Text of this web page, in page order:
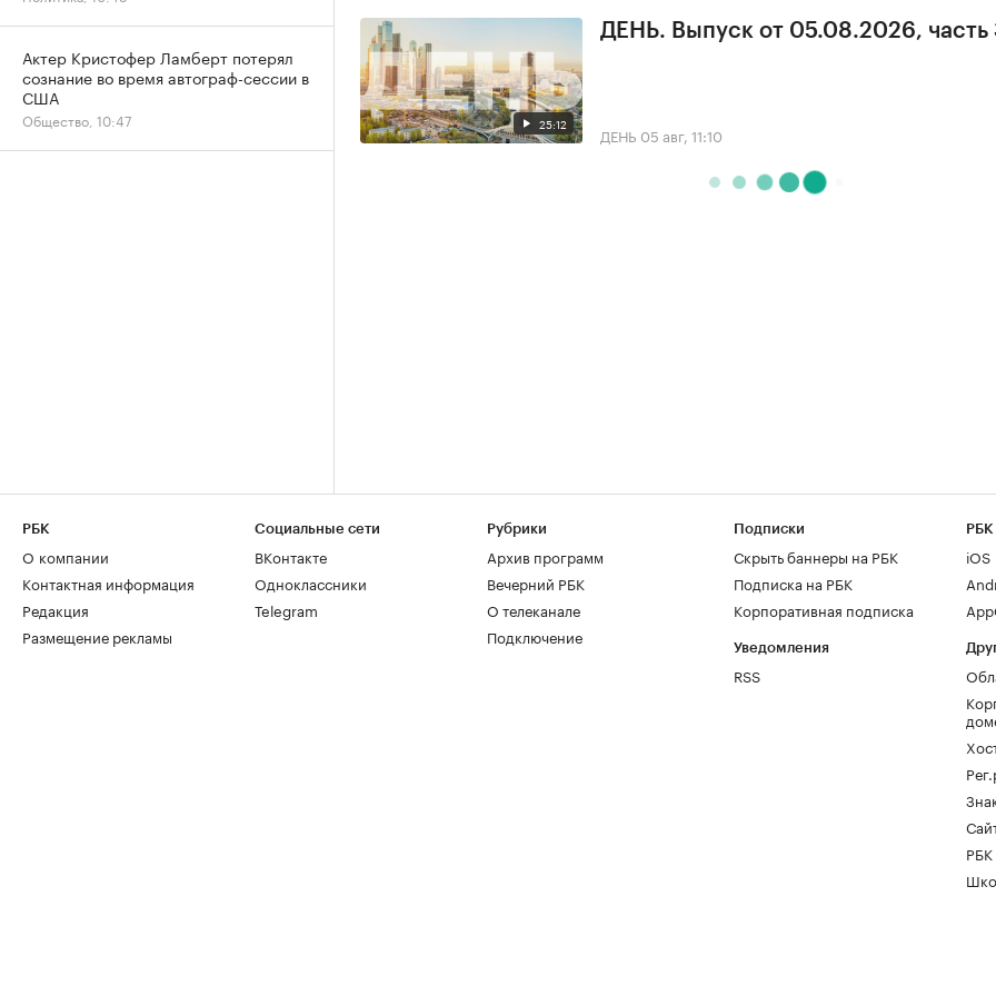
25:12
ДЕНЬ. Выпуск от 05.08.2026, часть
ДЕНЬ 05 авг, 11:10
Актер Кристофер Ламберт потерял
сознание во время автограф-сессии в
США
Общество, 10:47
РБК
О компании
Контактная информация
Редакция
Размещение рекламы
Социальные сети
ВКонтакте
Одноклассники
Telegram
Рубрики
Архив программ
Вечерний РБК
О телеканале
Подключение
Подписки
Скрыть баннеры на РБК
Подписка на РБК
Корпоративная подписка
Уведомления
RSS
РБК
iOS